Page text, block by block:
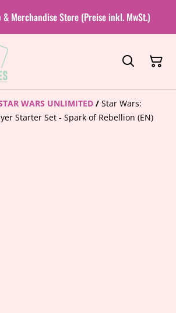
& Merchandise Store (Preise inkl. MwSt.)
WARS UNLIMITED / Star Wars:
Starter Set - Spark of Rebellion (EN)